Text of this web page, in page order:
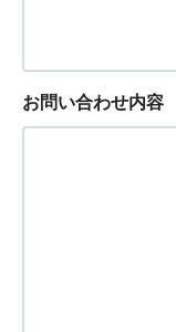
お問い合わせ内容